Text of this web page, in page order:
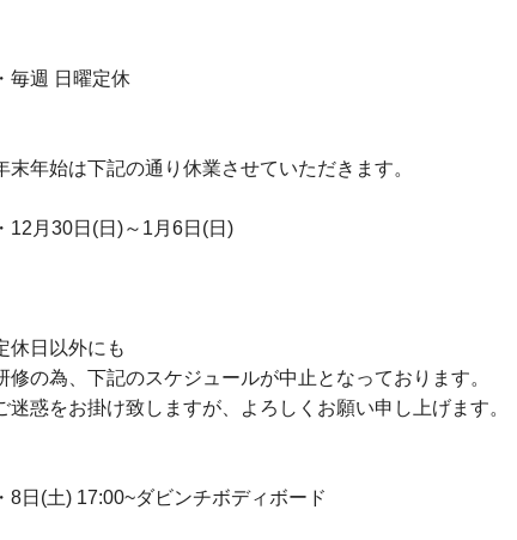
・毎週 日曜定休
末年始は下記の通り休業させていただきます。
・12月30日(日)～1月6日(日)
休日以外にも
修の為、下記のスケジュールが中止となっております。
迷惑をお掛け致しますが、よろしくお願い申し上げます。
・8日(土) 17:00~ダビンチボディボード